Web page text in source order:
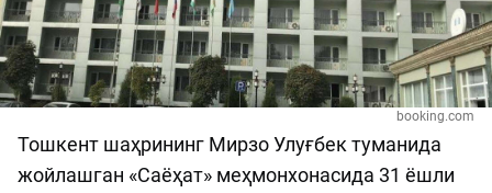
booking.com
Тошкент шаҳрининг Мирзо Улуғбек туманида
жойлашган «Саёҳат» меҳмонхонасида 31 ёшли